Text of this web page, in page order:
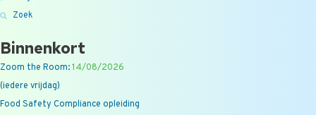
Zoek
Binnenkort
Zoom the Room:14/08/2026
(iedere vrijdag)
Food Safety Compliance opleiding